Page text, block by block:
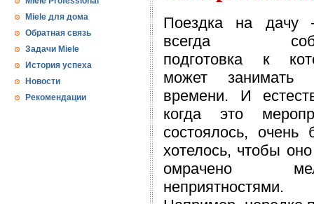
Miele для дома
Обратная связь
Задачи Miele
История успеха
Новости
Рекомендации
Поездка на дачу
всегда
подготовка к
может занимать
времени. И
когда это
состоялось, очень
хотелось, чтобы
омрачено
неприятностями.